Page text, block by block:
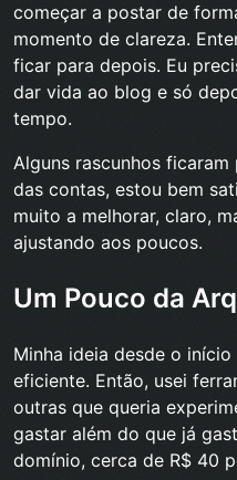
começar a postar de
momento de clareza.
ficar para depois. Eu
dar vida ao blog e só
tempo.
Alguns rascunhos
das contas, estou bem
muito a melhorar, claro,
ajustando aos poucos.
Um Pouco da
Minha ideia desde o
eficiente. Então, usei
outras que queria
gastar além do que já
domínio, cerca de R$ 40